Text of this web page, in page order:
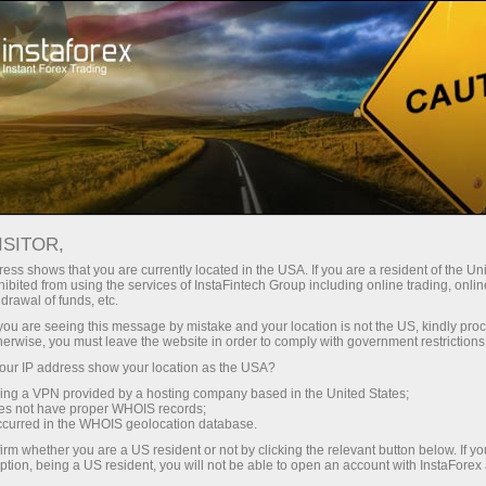
З InstaForex ви отримуєте доступ
можливостей: кредитне плече до
1:5000, одні з найкращих
спредів та комісій на ринку, а
також привабливі умови для
торгівлі акціями та індексами
Мінімальні спреди - максимум
Бонус 30% на кожен депозит
Швидкість
у трейдингу і на трасі
shows that you are currently located in the USA. If you are a resident of the
from using the services of InstaFintech Group including online trading,
of funds, etc.
are seeing this message by mistake and your location is not the US, kindly
you must leave the website in order to comply with government
IP address show your location as the USA?
a VPN provided by a hosting company based in the United States;
not have proper WHOIS records;
in the WHOIS geolocation database.
whether you are a US resident or not by clicking the relevant button below. If
being a US resident, you will not be able to open an account with InstaForex